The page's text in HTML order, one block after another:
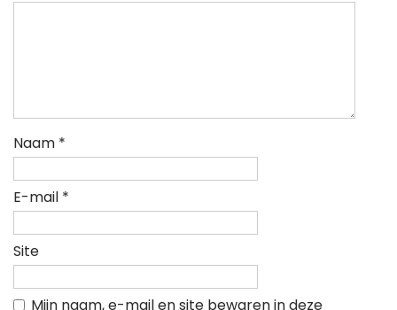
Naam *
E-mail *
Site
Mijn naam, e-mail en site bewaren in deze